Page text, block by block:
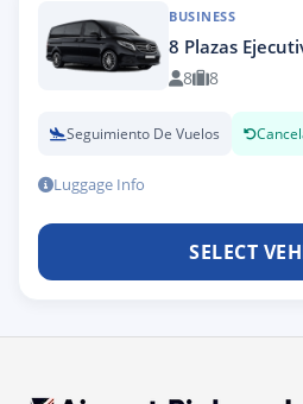
BUSINESS
8 Plazas
8 8
Seguimiento De Vuelos
Luggage Info
SELECT